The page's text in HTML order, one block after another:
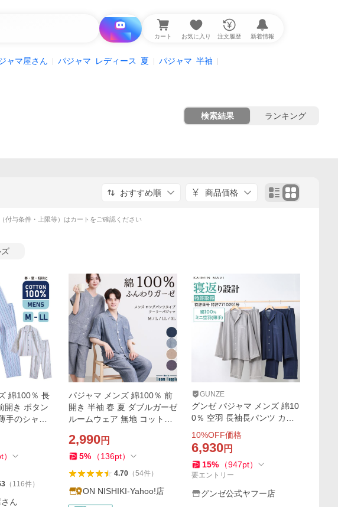
i と探す カート お気に入り 注文履歴 新着情報
ャマ屋さん パジャマ レディース 夏 パジャマ 半袖
検索結果 ランキング
おすすめ順 商品価格
付与条件・上限等）はカートをご確認ください
綿100％ 長
開き ボタン
手のシャツ
）
（ 116件）
ん
パジャマ メンズ 綿100％ 前
開き 半袖 春 夏 ダブルガーゼ
ルームウェア 無地 コットン
ント ギフト 大きいサイズ y8
-77458
2,990円
5% （136pt）
4.70（54件）
ON NISHIKI-Yahoo!店
GUNZE
グンゼ パジャマ メンズ 綿10
0％ 空羽 長袖長パンツ カイ
ミンナビ GM2076 M〜LL
10%OFF価格
6,930円
15% （947pt）
要エントリー
グンゼ公式ヤフー店